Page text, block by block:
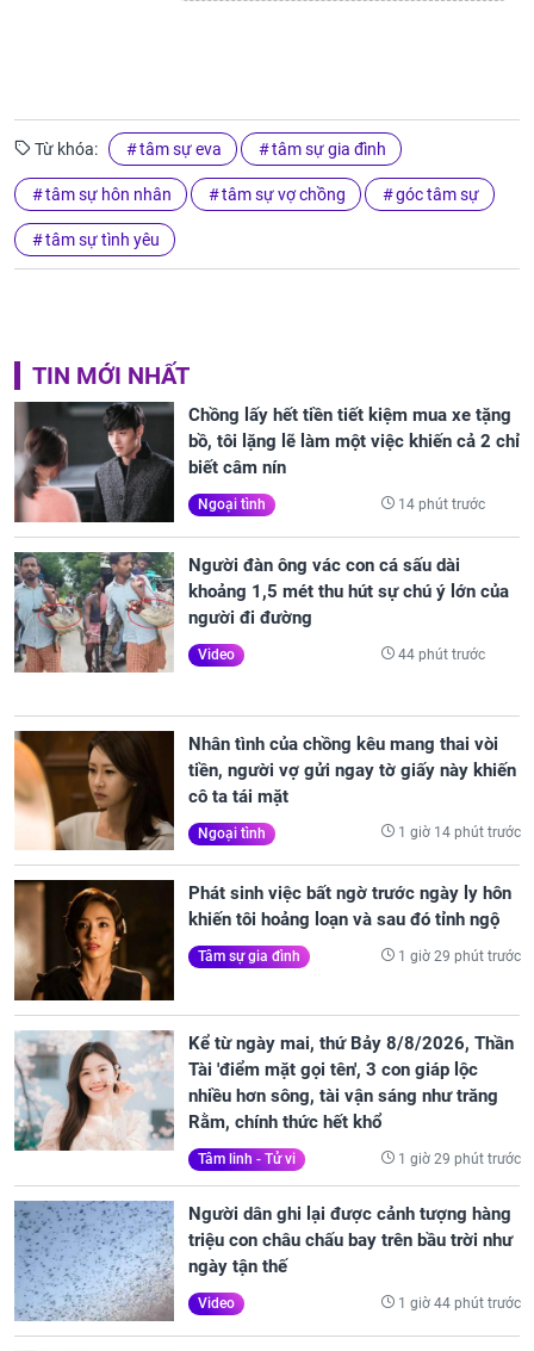
Từ khóa: tâm sự eva tâm sự gia đình
tâm sự hôn nhân tâm sự vợ chồng góc tâm sự
tâm sự tình yêu
TIN MỚI NHẤT
Chồng lấy hết tiền tiết kiệm mua xe tặng
bồ, tôi lặng lẽ làm một việc khiến cả 2 chỉ
biết câm nín
Ngoại tình 14 phút trước
Người đàn ông vác con cá sấu dài
khoảng 1,5 mét thu hút sự chú ý lớn của
người đi đường
Video 44 phút trước
Nhân tình của chồng kêu mang thai vòi
tiền, người vợ gửi ngay tờ giấy này khiến
cô ta tái mặt
Ngoại tình 1 giờ 14 phút trước
Phát sinh việc bất ngờ trước ngày ly hôn
khiến tôi hoảng loạn và sau đó tỉnh ngộ
Tâm sự gia đình 1 giờ 29 phút trước
Kể từ ngày mai, thứ Bảy 8/8/2026, Thần
Tài 'điểm mặt gọi tên', 3 con giáp lộc
nhiều hơn sông, tài vận sáng như trăng
Rằm, chính thức hết khổ
Tâm linh - Tử vi 1 giờ 29 phút trước
Người dân ghi lại được cảnh tượng hàng
triệu con châu chấu bay trên bầu trời như
ngày tận thế
Video 1 giờ 44 phút trước